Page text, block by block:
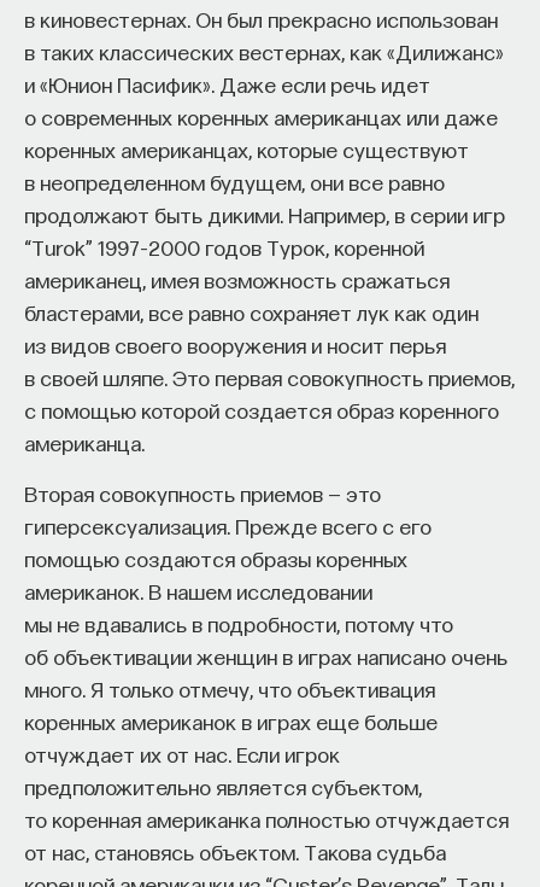
в киновестернах. Он был прекрасно использован
в таких классических вестернах, как «Дилижанс»
и «Юнион Пасифик». Даже если речь идет
о современных коренных американцах или даже
коренных американцах, которые существуют
в неопределенном будущем, они все равно
продолжают быть дикими. Например, в серии игр
“Turok” 1997–2000 годов Турок, коренной
американец, имея возможность сражаться
бластерами, все равно сохраняет лук как один
из видов своего вооружения и носит перья
в своей шляпе. Это первая совокупность приемов,
с помощью которой создается образ коренного
американца.
Вторая совокупность приемов — это
гиперсексуализация. Прежде всего с его
помощью создаются образы коренных
американок. В нашем исследовании
мы не вдавались в подробности, потому что
об объективации женщин в играх написано очень
много. Я только отмечу, что объективация
коренных американок в играх еще больше
отчуждает их от нас. Если игрок
предположительно является субъектом,
то коренная американка полностью отчуждается
от нас, становясь объектом. Такова судьба